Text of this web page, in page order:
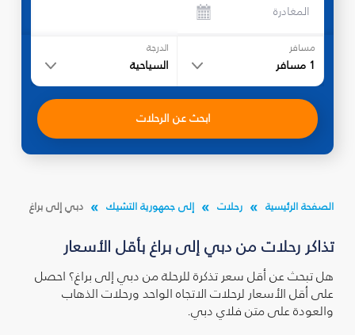
المغادرة
مسافر
1 مسافر
الدرجة
السياحية
ابحث عن الرحلات
الصفحة الرئيسية رحلات إلى جمهورية التشيك دبي إلى براغ
تذاكر رحلات من دبي إلى براغ بأقل الأسعار
هل تبحث عن أقل سعر تذكرة للرحلة من دبي إلى براغ؟ احصل
على أقل الأسعار لرحلات الاتجاه الواحد ورحلات الذهاب
والعودة على متن فلاي دبي.